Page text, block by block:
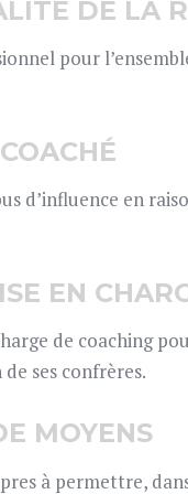
DE LA
pour
d’influence en
EN
de coaching
ses confrères.
MOYENS
à permettre,